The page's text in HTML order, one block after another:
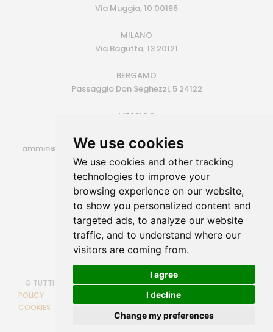
We use cookies
We use cookies and other tracking
technologies to improve your
browsing experience on our website,
to show you personalized content and
targeted ads, to analyze our website
traffic, and to understand where our
visitors are coming from.
I agree
I decline
Change my preferences
Via Muggia, 10 00195
MILANO
Via Bagutta, 13 20121
BERGAMO
Passaggio Don Seghezzi, 5 24122
MESSICO
amministrazione@siroconsulting.com | +39.335.6409500
P.IVA 14725801006
© TUTTI I DIRITTI RISERVATI COOKIE POLICY
PRIVACY
POLICY
POLITICA PARITA' DI GENERE
COOKIES
Powered bySIRO Consultingthrough Web Engine
Technology VIDA CMS 3.0